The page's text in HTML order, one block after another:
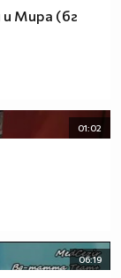
Мира (бг
01:02
06:19